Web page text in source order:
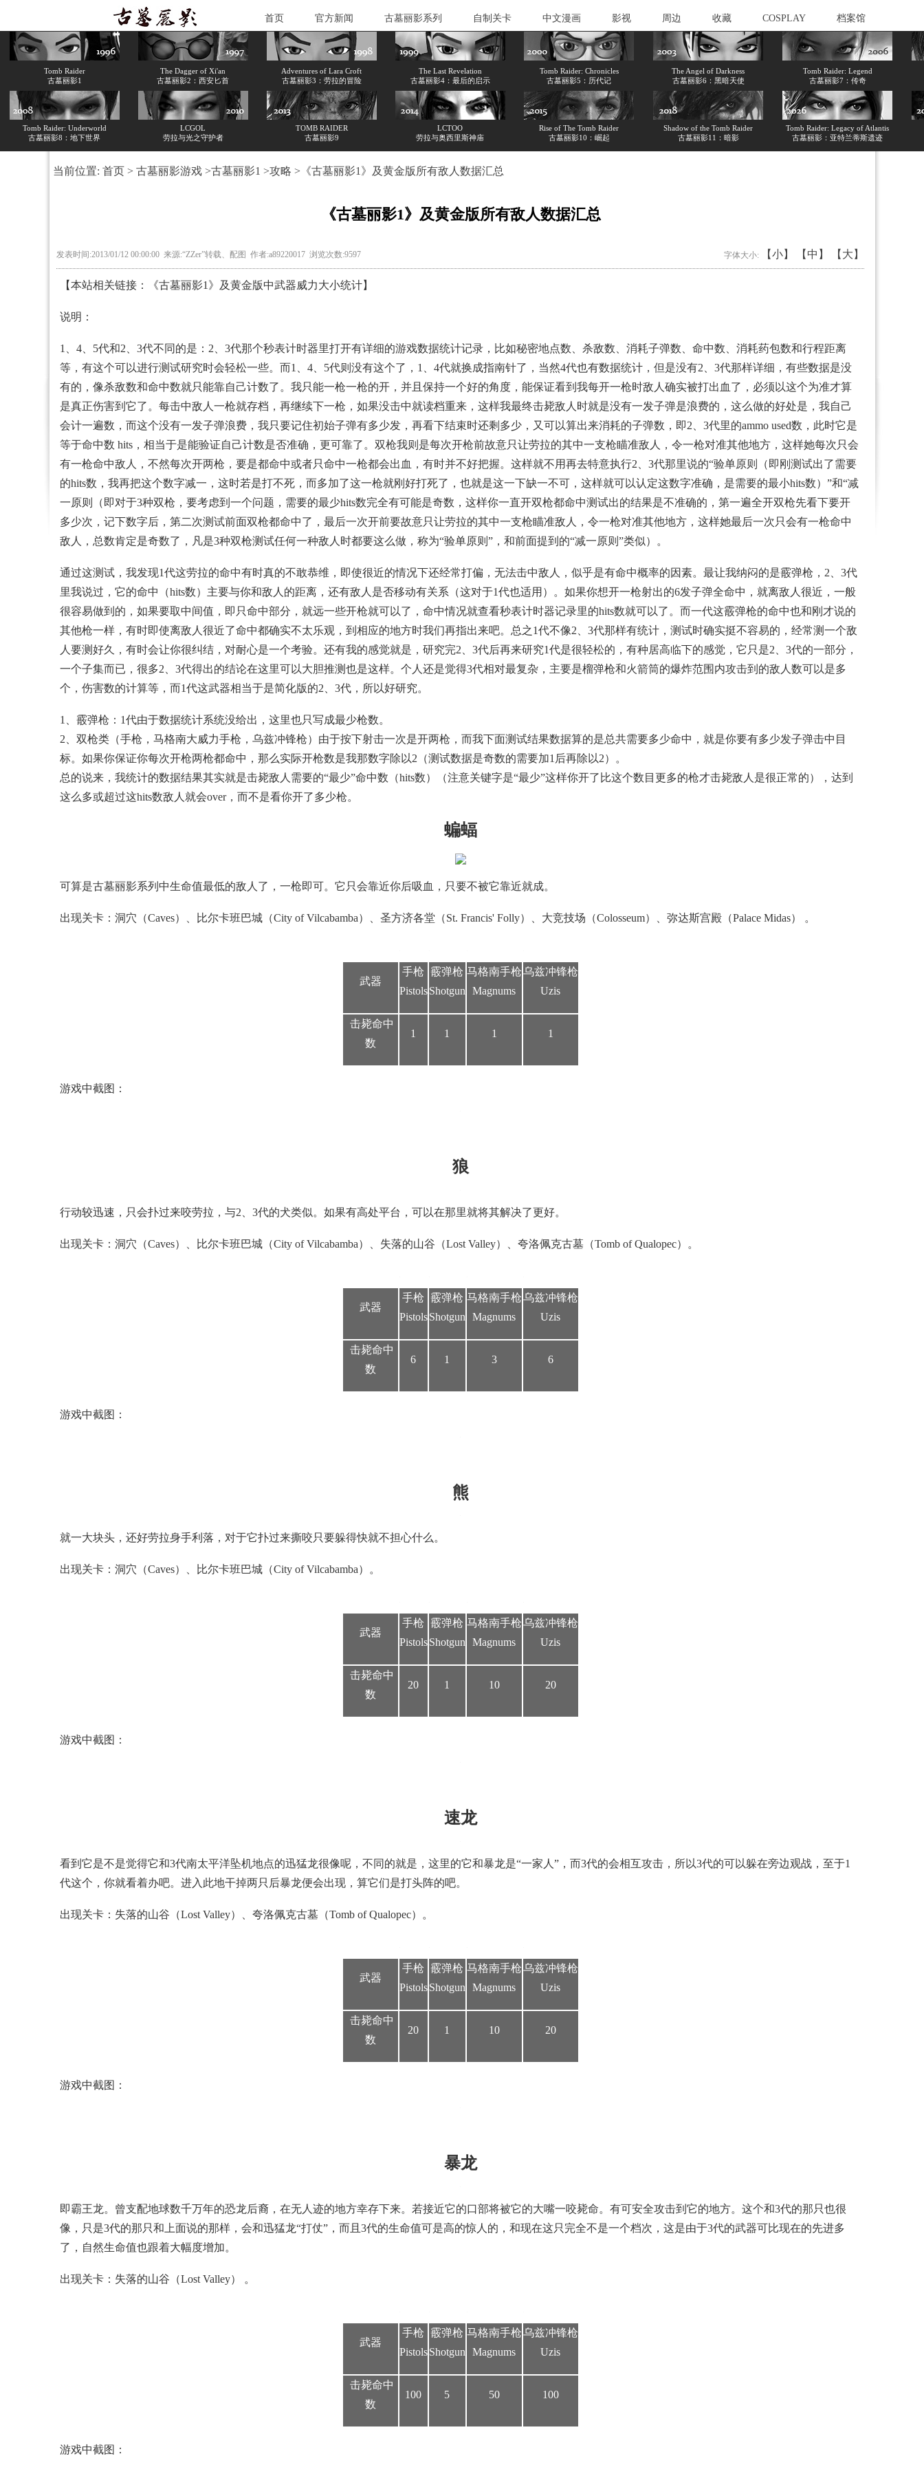
首页 官方新闻 古墓丽影系列 自制关卡 中文漫画 影视 周边 收藏 COSPLAY 档案馆
Tomb Raider
古墓丽影1
The Dagger of Xi'an
古墓丽影2：西安匕首
Adventures of Lara Croft
古墓丽影3：劳拉的冒险
The Last Revelation
古墓丽影4：最后的启示
Tomb Raider: Chronicles
古墓丽影5：历代记
The Angel of Darkness
古墓丽影6：黑暗天使
Tomb Raider: Legend
古墓丽影7：传奇
Tomb Raider: Underworld
古墓丽影8：地下世界
LCGOL
劳拉与光之守护者
TOMB RAIDER
古墓丽影9
LCTOO
劳拉与奥西里斯神庙
Rise of The Tomb Raider
古墓丽影10：崛起
Shadow of the Tomb Raider
古墓丽影11：暗影
Tomb Raider: Legacy of Atlantis
古墓丽影：亚特兰蒂斯遗迹
当前位置: 首页 > 古墓丽影游戏 >古墓丽影1 >攻略 >《古墓丽影1》及黄金版所有敌人数据汇总
《古墓丽影1》及黄金版所有敌人数据汇总
发表时间:2013/01/12 00:00:00 来源:“ZZer”转载、配图 作者:a89220017 浏览次数:9597 字体大小: 【小】 【中】 【大】
【本站相关链接： 《古墓丽影1》及黄金版中武器威力大小统计】
说明：
1、4、5代和2、3代不同的是：2、3代那个秒表计时器里打开有详细的游戏数据统计记录，比如秘密地点数、杀敌数、消耗子弹数、命中数、消耗药包数和行程距离
等，有这个可以进行测试研究时会轻松一些。而1、4、5代则没有这个了，1、4代就换成指南针了，当然4代也有数据统计，但是没有2、3代那样详细，有些数据是没
有的，像杀敌数和命中数就只能靠自己计数了。我只能一枪一枪的开，并且保持一个好的角度，能保证看到我每开一枪时敌人确实被打出血了，必须以这个为准才算
是真正伤害到它了。每击中敌人一枪就存档，再继续下一枪，如果没击中就读档重来，这样我最终击毙敌人时就是没有一发子弹是浪费的，这么做的好处是，我自己
会计一遍数，而这个没有一发子弹浪费，我只要记住初始子弹有多少发，再看下结束时还剩多少，又可以算出来消耗的子弹数，即2、3代里的ammo used数，此时它是
等于命中数 hits，相当于是能验证自己计数是否准确，更可靠了。双枪我则是每次开枪前故意只让劳拉的其中一支枪瞄准敌人，令一枪对准其他地方，这样她每次只会
有一枪命中敌人，不然每次开两枪，要是都命中或者只命中一枪都会出血，有时并不好把握。这样就不用再去特意执行2、3代那里说的“验单原则（即刚测试出了需要
的hits数，我再把这个数字减一，这时若是打不死，而多加了这一枪就刚好打死了，也就是这一下缺一不可，这样就可以认定这数字准确，是需要的最小hits数）”和“减
一原则（即对于3种双枪，要考虑到一个问题，需要的最少hits数完全有可能是奇数，这样你一直开双枪都命中测试出的结果是不准确的，第一遍全开双枪先看下要开
多少次，记下数字后，第二次测试前面双枪都命中了，最后一次开前要故意只让劳拉的其中一支枪瞄准敌人，令一枪对准其他地方，这样她最后一次只会有一枪命中
敌人，总数肯定是奇数了，凡是3种双枪测试任何一种敌人时都要这么做，称为“验单原则”，和前面提到的“减一原则”类似）。
通过这测试，我发现1代这劳拉的命中有时真的不敢恭维，即使很近的情况下还经常打偏，无法击中敌人，似乎是有命中概率的因素。最让我纳闷的是霰弹枪，2、3代
里我说过，它的命中（hits数）主要与你和敌人的距离，还有敌人是否移动有关系（这对于1代也适用）。如果你想开一枪射出的6发子弹全命中，就离敌人很近，一般
很容易做到的，如果要取中间值，即只命中部分，就远一些开枪就可以了，命中情况就查看秒表计时器记录里的hits数就可以了。而一代这霰弹枪的命中也和刚才说的
其他枪一样，有时即使离敌人很近了命中都确实不太乐观，到相应的地方时我们再指出来吧。总之1代不像2、3代那样有统计，测试时确实挺不容易的，经常测一个敌
人要测好久，有时会让你很纠结，对耐心是一个考验。还有我的感觉就是，研究完2、3代后再来研究1代是很轻松的，有种居高临下的感觉，它只是2、3代的一部分，
一个子集而已，很多2、3代得出的结论在这里可以大胆推测也是这样。个人还是觉得3代相对最复杂，主要是榴弹枪和火箭筒的爆炸范围内攻击到的敌人数可以是多
个，伤害数的计算等，而1代这武器相当于是简化版的2、3代，所以好研究。
1、霰弹枪：1代由于数据统计系统没给出，这里也只写成最少枪数。
2、双枪类（手枪，马格南大威力手枪，乌兹冲锋枪）由于按下射击一次是开两枪，而我下面测试结果数据算的是总共需要多少命中，就是你要有多少发子弹击中目
标。如果你保证你每次开枪两枪都命中，那么实际开枪数是我那数字除以2（测试数据是奇数的需要加1后再除以2）。
总的说来，我统计的数据结果其实就是击毙敌人需要的“最少”命中数（hits数）（注意关键字是“最少”这样你开了比这个数目更多的枪才击毙敌人是很正常的），达到
这么多或超过这hits数敌人就会over，而不是看你开了多少枪。
蝙蝠
可算是古墓丽影系列中生命值最低的敌人了，一枪即可。它只会靠近你后吸血，只要不被它靠近就成。
出现关卡：洞穴（Caves）、比尔卡班巴城（City of Vilcabamba）、圣方济各堂（St. Francis' Folly）、大竞技场（Colosseum）、弥达斯宫殿（Palace Midas） 。
武器
手枪
Pistols
霰弹枪
Shotgun
马格南手枪
Magnums
乌兹冲锋枪
Uzis
击毙命中
数
1 1 1 1
游戏中截图：
狼
行动较迅速，只会扑过来咬劳拉，与2、3代的犬类似。如果有高处平台，可以在那里就将其解决了更好。
出现关卡：洞穴（Caves）、比尔卡班巴城（City of Vilcabamba）、失落的山谷（Lost Valley）、夸洛佩克古墓（Tomb of Qualopec）。
武器
手枪
Pistols
霰弹枪
Shotgun
马格南手枪
Magnums
乌兹冲锋枪
Uzis
击毙命中
数
6 1 3 6
游戏中截图：
熊
就一大块头，还好劳拉身手利落，对于它扑过来撕咬只要躲得快就不担心什么。
出现关卡：洞穴（Caves）、比尔卡班巴城（City of Vilcabamba）。
武器
手枪
Pistols
霰弹枪
Shotgun
马格南手枪
Magnums
乌兹冲锋枪
Uzis
击毙命中
数
20 1 10 20
游戏中截图：
速龙
看到它是不是觉得它和3代南太平洋坠机地点的迅猛龙很像呢，不同的就是，这里的它和暴龙是“一家人”，而3代的会相互攻击，所以3代的可以躲在旁边观战，至于1
代这个，你就看着办吧。进入此地干掉两只后暴龙便会出现，算它们是打头阵的吧。
出现关卡：失落的山谷（Lost Valley）、夸洛佩克古墓（Tomb of Qualopec）。
武器
手枪
Pistols
霰弹枪
Shotgun
马格南手枪
Magnums
乌兹冲锋枪
Uzis
击毙命中
数
20 1 10 20
游戏中截图：
暴龙
即霸王龙。曾支配地球数千万年的恐龙后裔，在无人迹的地方幸存下来。若接近它的口部将被它的大嘴一咬毙命。有可安全攻击到它的地方。这个和3代的那只也很
像，只是3代的那只和上面说的那样，会和迅猛龙“打仗”，而且3代的生命值可是高的惊人的，和现在这只完全不是一个档次，这是由于3代的武器可比现在的先进多
了，自然生命值也跟着大幅度增加。
出现关卡：失落的山谷（Lost Valley） 。
武器
手枪
Pistols
霰弹枪
Shotgun
马格南手枪
Magnums
乌兹冲锋枪
Uzis
击毙命中
数
100 5 50 100
游戏中截图：